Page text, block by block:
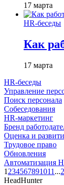
17 марта
HR-беседы
Как
17 марта
HR-беседы
Управление
Поиск персонала
Собеседования
HR-маркетинг
Бренд
Оценка и
Трудовое право
Обновления
Автоматизация
1 234567891011 ...
HeadHunter